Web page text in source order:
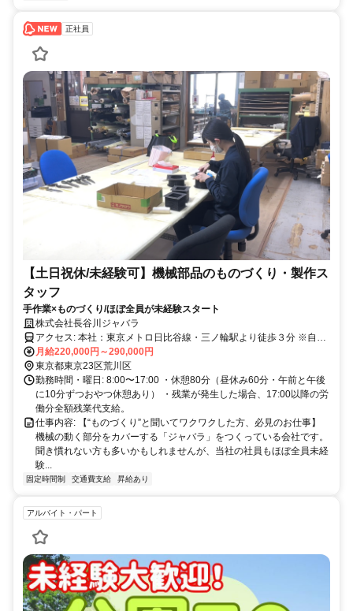
正社員
【土日祝休/未経験可】機械部品のものづくり・製作ス
タッフ
手作業×ものづくり/ほぼ全員が未経験スタート
株式会社長谷川ジャバラ
アクセス: 本社：東京メトロ日比谷線・三ノ輪駅より徒歩３分 ※自転
車通勤OK 北千住方面行に乗車の場合：【出口2】を出て、吉野家さ
ん・ワイズマートさんを右手に通り過ぎ、浦和耳鼻科医院さんがある
角を右折。2本目の道を左折すると当社です。 中目黒方面行に乗車の
場合：【出口1a】を出て、歩道橋で大通りを渡ります。吉野家さん・
ワイズマートさんを右手に通り過ぎ、浦和耳鼻科医院さんがある角を
右折。2本目の道を左折すると当社です。
月給220,000円～290,000円
東京都東京23区荒川区
勤務時間・曜日: 8:00〜17:00 ・休憩80分（昼休み60分・午前と午後
に10分ずつおやつ休憩あり） ・残業が発生した場合、17:00以降の労
働分全額残業代支給。
仕事内容: 【“ものづくり”と聞いてワクワクした方、必見のお仕事】
機械の動く部分をカバーする「ジャバラ」をつくっている会社です。
聞き慣れない方も多いかもしれませんが、当社の社員もほぼ全員未経
験...
固定時間制 交通費支給 昇給あり
アルバイト・パート